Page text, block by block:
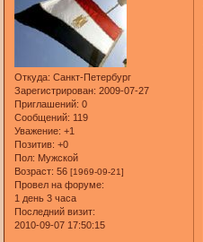
Откуда: Санкт-Петербург
Зарегистрирован: 2009-07-27
Приглашений: 0
Сообщений: 119
Уважение: +1
Позитив: +0
Пол: Мужской
Возраст: 56[1969-09-21]
Провел на форуме:
1 день 3 часа
Последний визит:
2010-09-07 17:50:15